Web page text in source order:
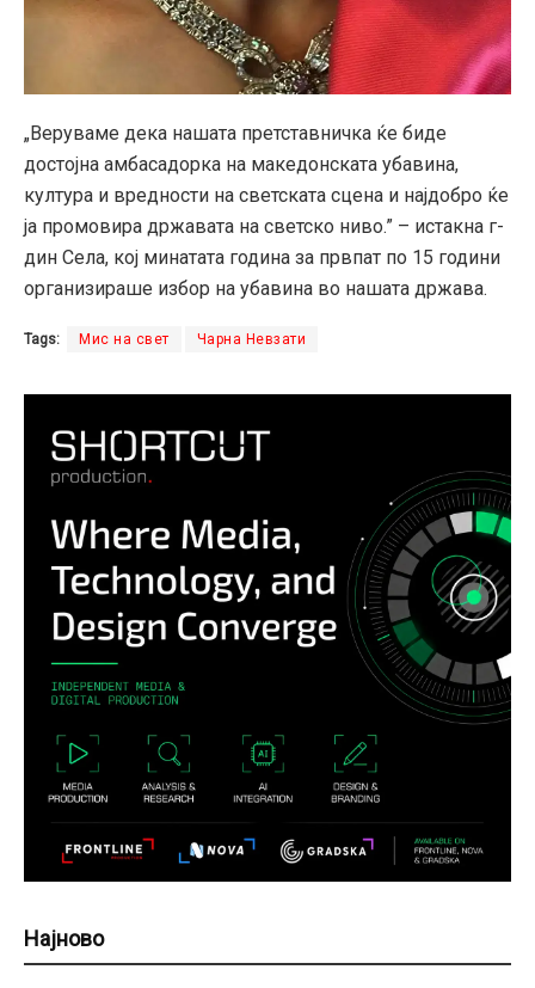
„Веруваме дека нашата претставничка ќе биде
достојна амбасадорка на македонската убавина,
култура и вредности на светската сцена и најдобро ќе
ја промовира државата на светско ниво.” – истакна г-
дин Села, кој минатата година за првпат по 15 години
организираше избор на убавина во нашата држава.
Tags: Мис на свет Чарна Невзати
Најново